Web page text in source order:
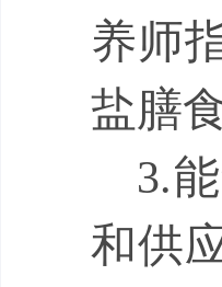
养师
盐膳
3.
和供